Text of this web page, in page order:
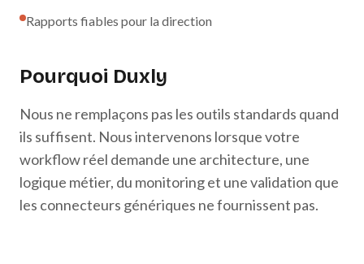
Rapports fiables pour la direction
Pourquoi Duxly
Nous ne remplaçons pas les outils standards quand
ils suffisent. Nous intervenons lorsque votre
workflow réel demande une architecture, une
logique métier, du monitoring et une validation que
les connecteurs génériques ne fournissent pas.